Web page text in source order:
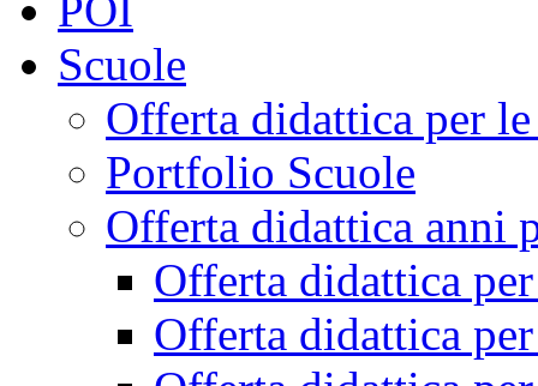
Scuole
Offerta didattica per
Portfolio Scuole
Offerta didattica anni
Offerta didattica
Offerta didattica